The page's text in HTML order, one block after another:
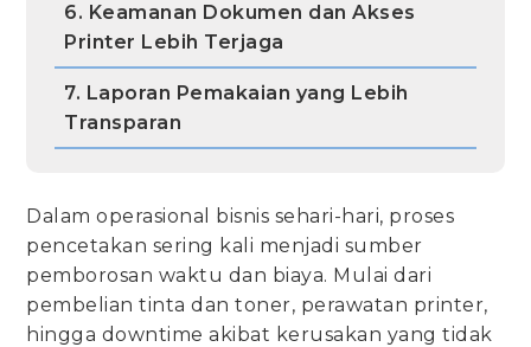
6. Keamanan Dokumen dan Akses
Printer Lebih Terjaga
7. Laporan Pemakaian yang Lebih
Transparan
Dalam operasional bisnis sehari-hari, proses
pencetakan sering kali menjadi sumber
pemborosan waktu dan biaya. Mulai dari
pembelian tinta dan toner, perawatan printer,
hingga downtime akibat kerusakan yang tidak